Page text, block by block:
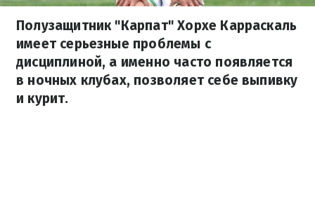
Полузащитник "Карпат" Хорхе Карраскаль
имеет серьезные проблемы с
дисциплиной, а именно часто появляется
в ночных клубах, позволяет себе выпивку
и курит.